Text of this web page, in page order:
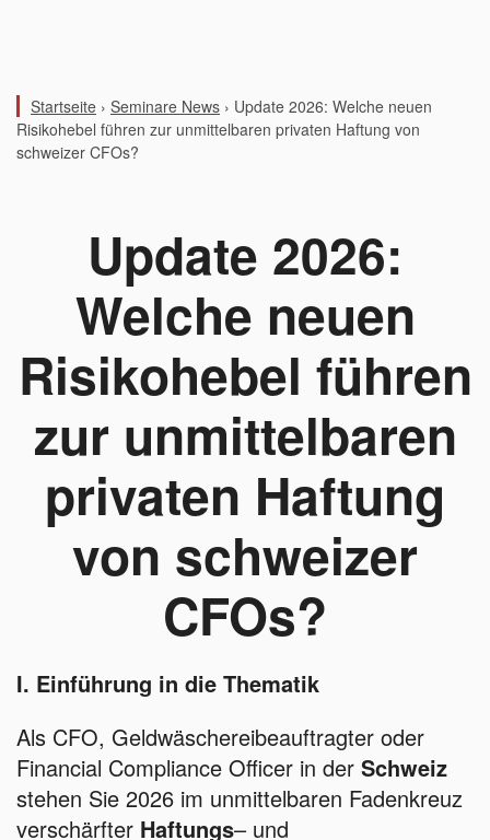
Startseite › Seminare News › Update 2026: Welche neuen
Risikohebel führen zur unmittelbaren privaten Haftung von
schweizer CFOs?
Update 2026:
Welche neuen
Risikohebel führen
zur unmittelbaren
privaten Haftung
von schweizer
CFOs?
I. Einführung in die Thematik
Als CFO, Geldwäschereibeauftragter oder
Financial Compliance Officer in der Schweiz
stehen Sie 2026 im unmittelbaren Fadenkreuz
verschärfter Haftungs– und